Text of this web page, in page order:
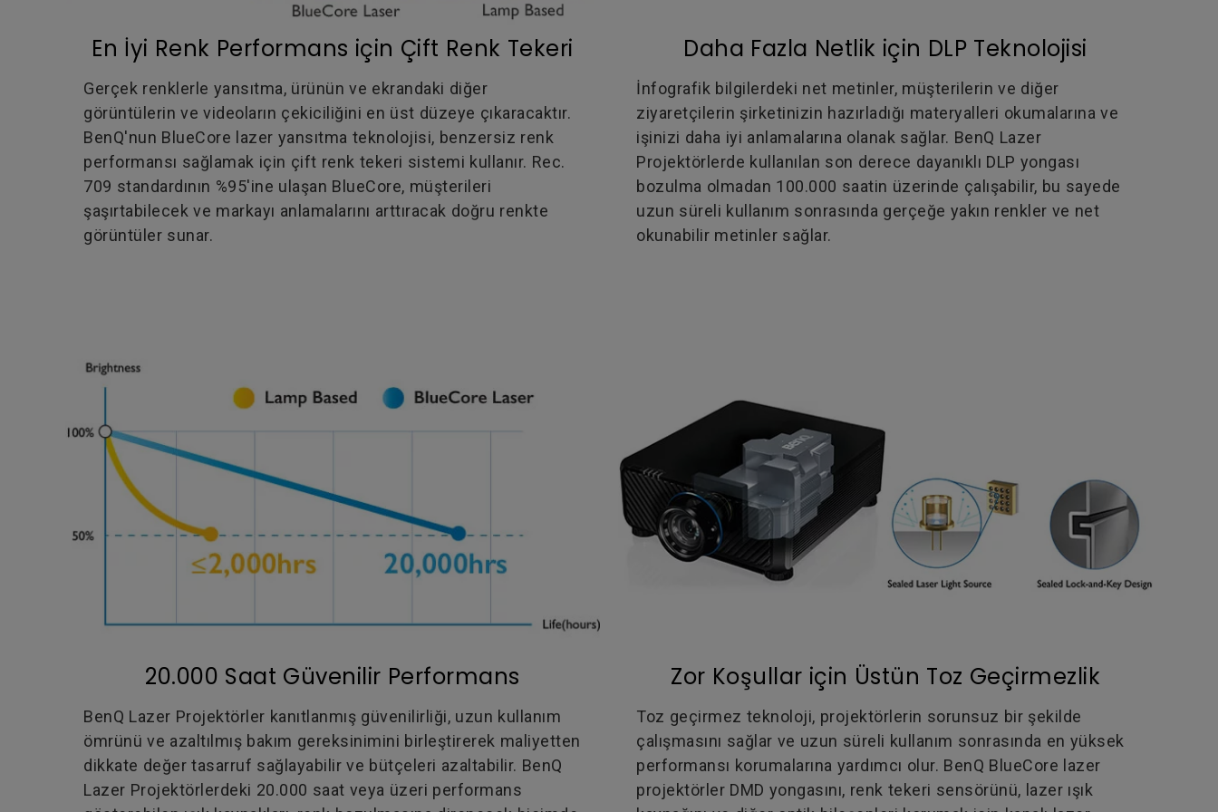
En İyi Renk Performans için Çift Renk Tekeri
Gerçek renklerle yansıtma, ürünün ve ekrandaki diğer
görüntülerin ve videoların çekiciliğini en üst düzeye çıkaracaktır.
BenQ'nun BlueCore lazer yansıtma teknolojisi, benzersiz renk
performansı sağlamak için çift renk tekeri sistemi kullanır. Rec.
709 standardının %95'ine ulaşan BlueCore, müşterileri
şaşırtabilecek ve markayı anlamalarını arttıracak doğru renkte
görüntüler sunar.
Daha Fazla Netlik için DLP Teknolojisi
İnfografik bilgilerdeki net metinler, müşterilerin ve diğer
ziyaretçilerin şirketinizin hazırladığı materyalleri okumalarına ve
işinizi daha iyi anlamalarına olanak sağlar. BenQ Lazer
Projektörlerde kullanılan son derece dayanıklı DLP yongası
bozulma olmadan 100.000 saatin üzerinde çalışabilir, bu sayede
uzun süreli kullanım sonrasında gerçeğe yakın renkler ve net
okunabilir metinler sağlar.
20.000 Saat Güvenilir Performans
BenQ Lazer Projektörler kanıtlanmış güvenilirliği, uzun kullanım
ömrünü ve azaltılmış bakım gereksinimini birleştirerek maliyetten
dikkate değer tasarruf sağlayabilir ve bütçeleri azaltabilir. BenQ
Lazer Projektörlerdeki 20.000 saat veya üzeri performans
Zor Koşullar için Üstün Toz Geçirmezlik
Toz geçirmez teknoloji, projektörlerin sorunsuz bir şekilde
çalışmasını sağlar ve uzun süreli kullanım sonrasında en yüksek
performansı korumalarına yardımcı olur. BenQ BlueCore lazer
projektörler DMD yongasını, renk tekeri sensörünü, lazer ışık